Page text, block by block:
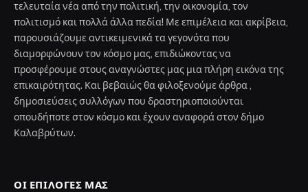
τελευταία νέα από την πολιτική, την οικονομία, τον
πολιτισμό και πολλά άλλα πεδία! Με επιμέλεια και ακρίβεια,
παρουσιάζουμε αντικειμενικά τα γεγονότα που
διαμορφώνουν τον κόσμο μας, επιδιώκοντας να
προσφέρουμε στους αναγνώστες μας μια πλήρη εικόνα της
επικαιρότητας. Και βεβαιώς θα φιλοξενούμε άρθρα ,
δημοσιεύσεις συλλόγων που δραστηριοποιούνται
οπουδήποτε στον κόσμο και έχουν αναφορά στον δήμο
Καλαβρύτων.
ΟΙ ΕΠΙΛΟΓΈΣ ΜΑΣ